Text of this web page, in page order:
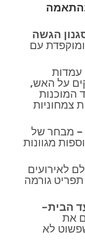
הגשה
ומוקפדת עם
עמדות
על האש,
המוכנות
צמחוניות
– מבחר של
מגוונות
לאירועים
גורמה
הבית–
את
לא